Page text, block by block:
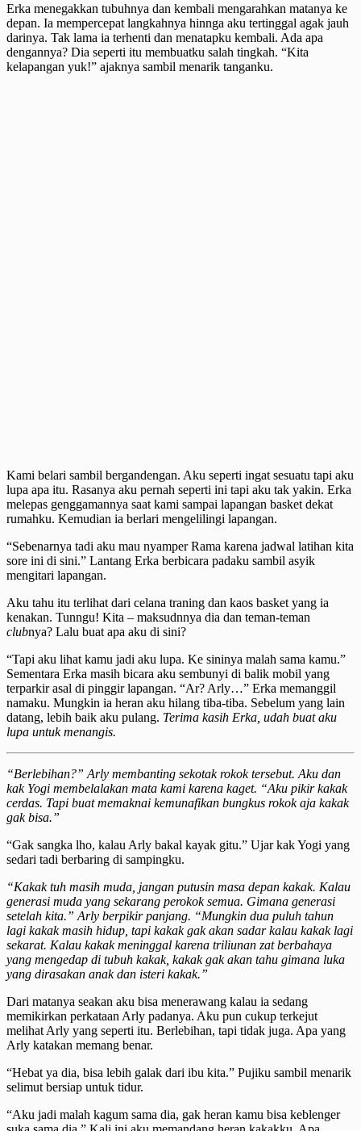
Erka menegakkan tubuhnya dan kembali mengarahkan matanya ke
depan. Ia mempercepat langkahnya hinnga aku tertinggal agak jauh
darinya. Tak lama ia terhenti dan menatapku kembali. Ada apa
dengannya? Dia seperti itu membuatku salah tingkah. “Kita
kelapangan yuk!” ajaknya sambil menarik tanganku.
Kami belari sambil bergandengan. Aku seperti ingat sesuatu tapi aku
lupa apa itu. Rasanya aku pernah seperti ini tapi aku tak yakin. Erka
melepas genggamannya saat kami sampai lapangan basket dekat
rumahku. Kemudian ia berlari mengelilingi lapangan.
“Sebenarnya tadi aku mau nyamper Rama karena jadwal latihan kita
sore ini di sini.” Lantang Erka berbicara padaku sambil asyik
mengitari lapangan.
Aku tahu itu terlihat dari celana traning dan kaos basket yang ia
kenakan. Tunngu! Kita – maksudnnya dia dan teman-teman
clubnya? Lalu buat apa aku di sini?
“Tapi aku lihat kamu jadi aku lupa. Ke sininya malah sama kamu.”
Sementara Erka masih bicara aku sembunyi di balik mobil yang
terparkir asal di pinggir lapangan. “Ar? Arly…” Erka memanggil
namaku. Mungkin ia heran aku hilang tiba-tiba. Sebelum yang lain
datang, lebih baik aku pulang. Terima kasih Erka, udah buat aku
lupa untuk menangis.
“Berlebihan?” Arly membanting sekotak rokok tersebut. Aku dan
kak Yogi membelalakan mata kami karena kaget. “Aku pikir kakak
cerdas. Tapi buat memaknai kemunafikan bungkus rokok aja kakak
gak bisa.”
“Gak sangka lho, kalau Arly bakal kayak gitu.” Ujar kak Yogi yang
sedari tadi berbaring di sampingku.
“Kakak tuh masih muda, jangan putusin masa depan kakak. Kalau
generasi muda yang sekarang perokok semua. Gimana generasi
setelah kita.” Arly berpikir panjang. “Mungkin dua puluh tahun
lagi kakak masih hidup, tapi kakak gak akan sadar kalau kakak lagi
sekarat. Kalau kakak meninggal karena triliunan zat berbahaya
yang mengedap di tubuh kakak, kakak gak akan tahu gimana luka
yang dirasakan anak dan isteri kakak.”
Dari matanya seakan aku bisa menerawang kalau ia sedang
memikirkan perkataan Arly padanya. Aku pun cukup terkejut
melihat Arly yang seperti itu. Berlebihan, tapi tidak juga. Apa yang
Arly katakan memang benar.
“Hebat ya dia, bisa lebih galak dari ibu kita.” Pujiku sambil menarik
selimut bersiap untuk tidur.
“Aku jadi malah kagum sama dia, gak heran kamu bisa keblenger